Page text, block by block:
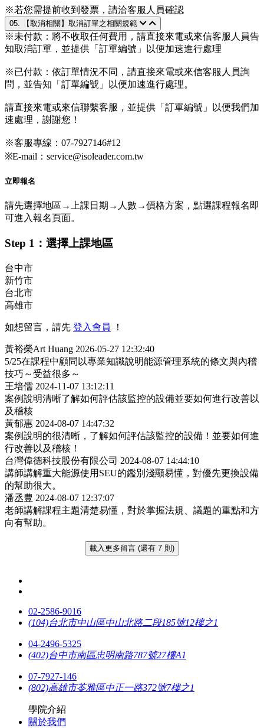
※若您需提前收到發票，請洽客服人員確認
05. 【取消相關】取消訂單之相關規範
※未付款：將不收取任何費用，請直接來電或來信客服人員告
知取消訂單，並提供「訂單編號」以便加速進行處理
※已付款：依訂單情況不同，請直接來電或來信客服人員詢
問，並告知「訂單編號」以便加速進行處理。
請直接來電或來信聯繫客服，並提供「訂單編號」以便我們加
速處理，謝謝您！
※客服專線：07-7927146#12
※E-mail：service@isoleader.com.tw
立即報名
請先選擇地區→上課日期→人數→價格方案，點選課程報名即
可進入報名頁面。
Step 1：選擇上課地區
台中市
新竹市
台北市
高雄市
如想留言，請先 登入會員 ！
黃裕榮Art Huang 2026-05-27 12:32:40
5/25在課程中顧問以專業知識說明能源管理系統的條文與內稽
技巧～受益很多～
王培儒 2024-11-07 13:12:11
案例說明清晰了解如何評估該監控的設備並要如何進行改善以
及稽核
黃郁惠 2024-08-07 14:47:32
案例說明的很清晰，了解如何評估該監控的設備！並要如何進
行改善以及稽核！
台灣偉德科技股份有限公司 2024-08-07 14:44:10
講師講解重大能源使用SEU的鑑別淺顯易懂，對優先更換設備
的幫助很大。
潘丞豊 2024-08-07 12:37:07
老師講解課程主題清楚易懂，對於掌握法規、議題的重點和方
向有幫助。
載入更多留言 (還有 7 則)
02-2586-9016
(104)台北市中山區中山北路二段185號12樓之1
04-2496-5325
(402)台中市南區忠明南路787號27樓A1
07-7927-146
(802)高雄市苓雅區中正一路372號7樓之1
學院介紹
關於我們